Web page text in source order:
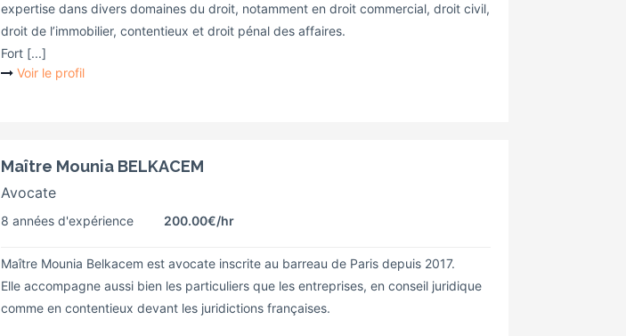
expertise dans divers domaines du droit, notamment en droit commercial, droit civil,
droit de l’immobilier, contentieux et droit pénal des affaires.
Fort [...]
Voir le profil
Maître Mounia BELKACEM
Avocate
8 années d'expérience 200.00€/hr
Maître Mounia Belkacem est avocate inscrite au barreau de Paris depuis 2017.
Elle accompagne aussi bien les particuliers que les entreprises, en conseil juridique
comme en contentieux devant les juridictions françaises.